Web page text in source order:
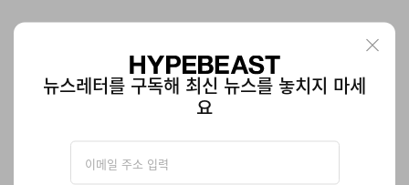
Fear of God Essentials, ‘The California 1.0’ 뉴트
새로운 Los Feliz 실루엣과 함께 드롭 예정.
뉴스레터를 구독해 최신 뉴스를 놓치지 마세
요